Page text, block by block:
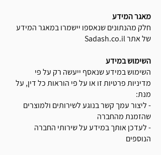
מאגר המידע
חלק מהנתונים שנאספו יישמרו במאגר המידע
של אתר Sadash.co.il
השימוש במידע
השימוש במידע שנאסף ייעשה רק על פי
מדיניות פרטיות זו או על פי הוראות כל דין, על
מנת:
- ליצור עמך קשר בנוגע לשירותים ולמוצרים
שהזמנת מהחברה
- לעדכן אותך במידע על שירותי החברה
הנוספים